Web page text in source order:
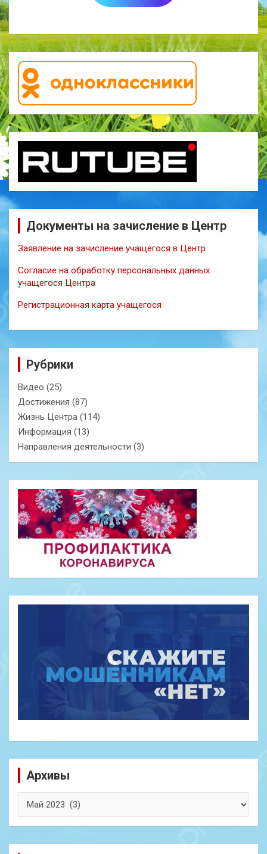
Документы на зачисление в Центр
Заявление на зачисление учащегося в Центр
Согласие на обработку персональных данных
учащегося Центра
Регистрационная карта учащегося
Рубрики
Видео (25)
Достижения (87)
Жизнь Центра (114)
Информация (13)
Направления деятельности (3)
Архивы